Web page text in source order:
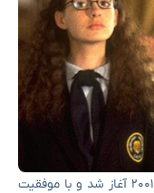
فرنچایز The Princess Diaries دیزنی در سال ۲۰۰۱ آغاز شد و با موفقیت